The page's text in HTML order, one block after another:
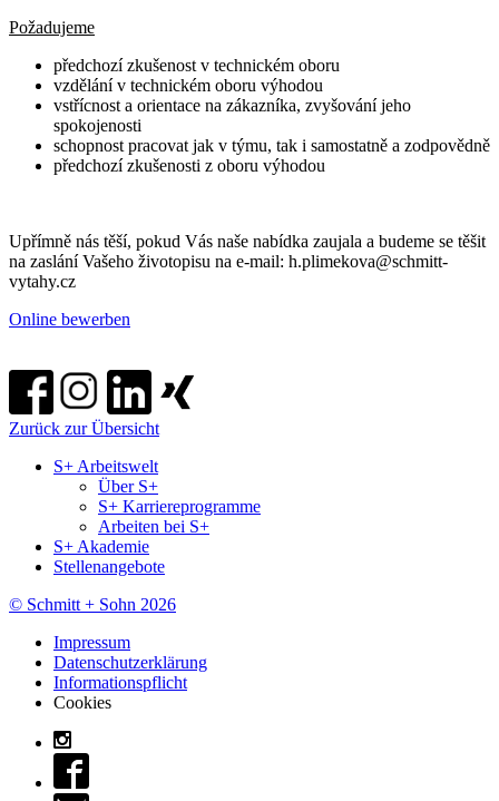
Požadujeme
předchozí zkušenost v technickém oboru
vzdělání v technickém oboru výhodou
vstřícnost a orientace na zákazníka, zvyšování jeho
spokojenosti
schopnost pracovat jak v týmu, tak i samostatně a zodpovědně
předchozí zkušenosti z oboru výhodou
Upřímně nás těší, pokud Vás naše nabídka zaujala a budeme se těšit
na zaslání Vašeho životopisu na e-mail: h.plimekova@schmitt-
vytahy.cz
Online bewerben
Zurück zur Übersicht
S+ Arbeitswelt
Über S+
S+ Karriereprogramme
Arbeiten bei S+
S+ Akademie
Stellenangebote
© Schmitt + Sohn 2026
Impressum
Datenschutzerklärung
Informationspflicht
Cookies